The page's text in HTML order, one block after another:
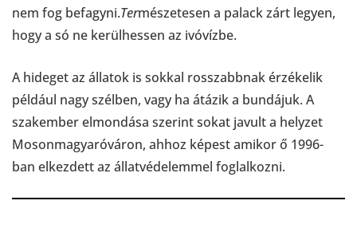
nem fog befagyni.Természetesen a palack zárt legyen,
hogy a só ne kerülhessen az ivóvízbe.
A hideget az állatok is sokkal rosszabbnak érzékelik
például nagy szélben, vagy ha átázik a bundájuk. A
szakember elmondása szerint sokat javult a helyzet
Mosonmagyaróváron, ahhoz képest amikor ő 1996-
ban elkezdett az állatvédelemmel foglalkozni.